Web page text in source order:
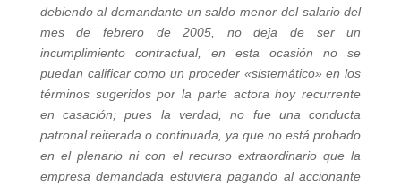
debiendo al demandante un saldo menor del salario del
mes de febrero de 2005, no deja de ser un
incumplimiento contractual, en esta ocasión no se
puedan calificar como un proceder «sistemático» en los
términos sugeridos por la parte actora hoy recurrente
en casación; pues la verdad, no fue una conducta
patronal reiterada o continuada, ya que no está probado
en el plenario ni con el recurso extraordinario que la
empresa demandada estuviera pagando al accionante